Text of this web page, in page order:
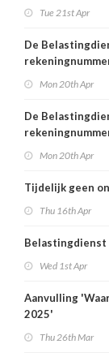
Tue 21st Apr
De
Mon 20th Apr
De
Mon 20th Apr
Tijdelijk geen
Thu 16th Apr
Belastingdienst
Wed 1st Apr
Aanvulling
2025'
Thu 26th Mar